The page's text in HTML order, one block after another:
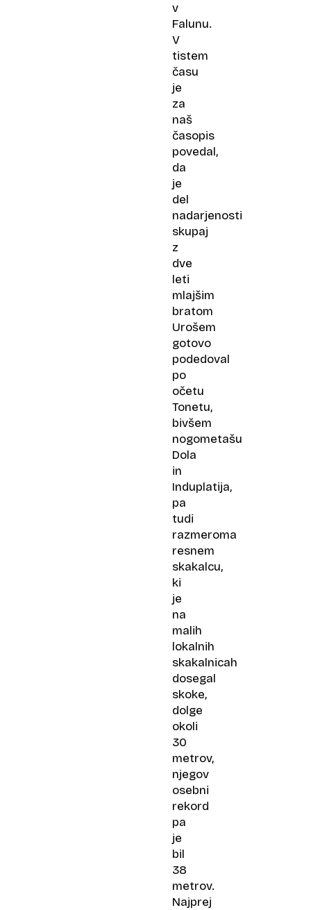
v
Falunu.
V
tistem
času
je
za
naš
časopis
povedal,
da
je
del
nadarjenosti
skupaj
z
dve
leti
mlajšim
bratom
Urošem
gotovo
podedoval
po
očetu
Tonetu,
bivšem
nogometašu
Dola
in
Induplatija,
pa
tudi
razmeroma
resnem
skakalcu,
ki
je
na
malih
lokalnih
skakalnicah
dosegal
skoke,
dolge
okoli
30
metrov,
njegov
osebni
rekord
pa
je
bil
38
metrov.
Najprej